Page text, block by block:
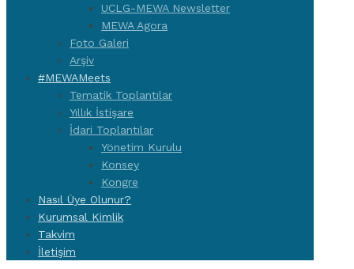
UCLG-MEWA Newsletter
MEWA Agora
Foto Galeri
Arşiv
#MEWAMeets
Tematik Toplantılar
Yıllık İstişare
İdari Toplantılar
Yönetim Kurulu
Konsey
Kongre
Nasıl Üye Olunur?
Kurumsal Kimlik
Takvim
İletişim